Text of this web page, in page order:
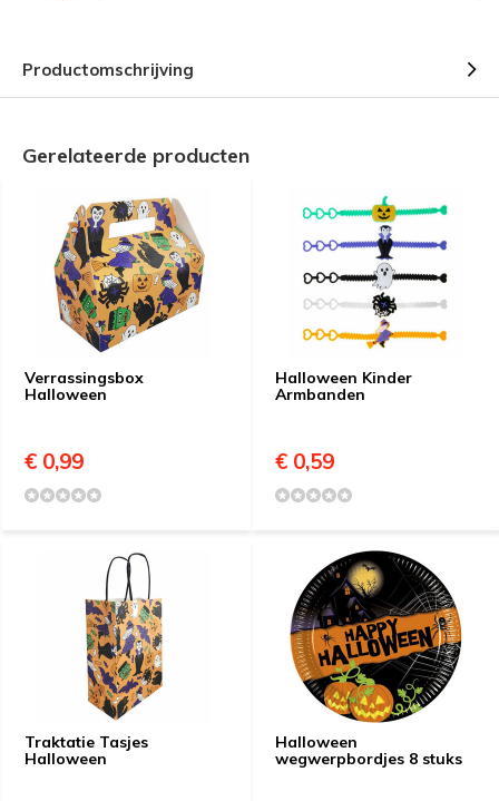
Productomschrijving
Gerelateerde producten
Verrassingsbox
Halloween
€ 0,99
Halloween Kinder
Armbanden
€ 0,59
Traktatie Tasjes
Halloween
Halloween
wegwerpbordjes 8 stuks